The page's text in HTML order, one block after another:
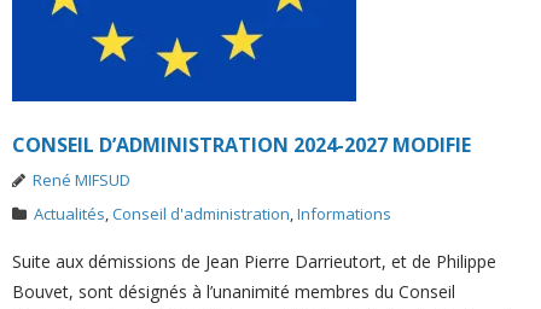
Nous contacter
Conseil d’administration
CONSEIL D’ADMINISTRATION 2024-2027 MODIFIE
René MIFSUD
Actualités,Conseil d'administration,Informations
Suite aux démissions de Jean Pierre Darrieutort, et de Philippe
Bouvet, sont désignés à l’unanimité membres du Conseil